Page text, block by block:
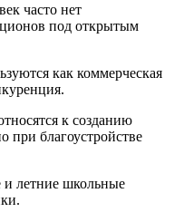
часто нет
под открытым
как коммерческая
к созданию
при благоустройстве
и летние школьные